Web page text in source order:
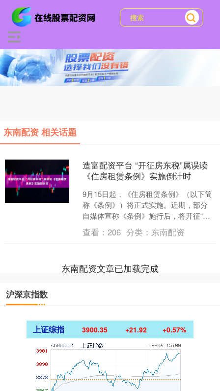
东南配资 相关话题
造富配资平台 “开征房东税”属误读
《住房租赁条例》实施倒计时
9月15日起，《住房租赁条例》（以下简
称《条例》）将正式实施。近期，部分
自媒体宣称《条例》施行后，将开征“房
东税”。业内人士表示，所谓加征“房东
税”的说法是对住....
查看：206 分类： 东南配资
东南配资文章已加载完成
沪深京指数
上证综指 3900.35 +21.92 +0.57%